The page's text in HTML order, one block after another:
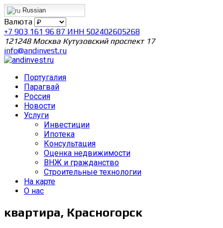
Russian
Валюта
+7 903 161 96 87 ИНН 502402605268
121248 Москва Кутузовский проспект 17
info@andinvest.ru
Португалия
Парагвай
Россия
Новости
Услуги
Инвестиции
Ипотека
Консультация
Оценка недвижимости
ВНЖ и гражданство
Строительные технологии
На карте
О нас
квартира, Красногорск